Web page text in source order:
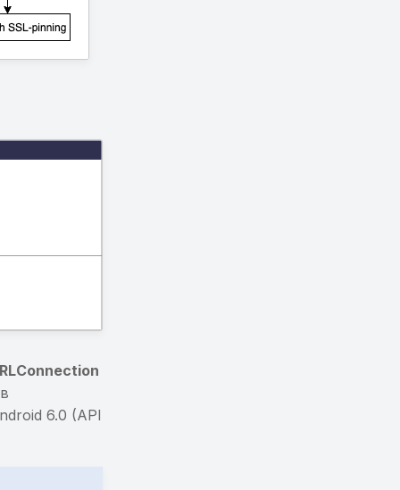
6.0 (API